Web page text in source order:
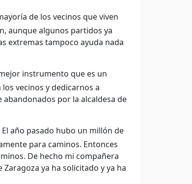
de los vecinos que viven
aunque algunos partidos ya
extremas tampoco ayuda nada
instrumento que es un
vecinos y dedicarnos a
por la alcaldesa de
año pasado hubo un millón de
para caminos. Entonces
De hecho mi compañera
ya ha solicitado y ya ha